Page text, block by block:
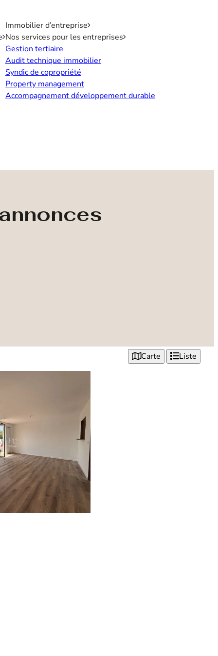
Immobilier d’entreprise
Nos services pour les entreprises
Gestion tertiaire
Audit technique immobilier
Syndic de copropriété
Property management
Accompagnement développement durable
Carte Liste